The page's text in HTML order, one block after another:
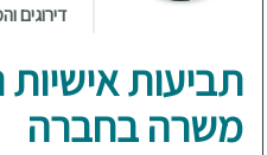
דירוגים
תביעות אישיות
משרה בחברה